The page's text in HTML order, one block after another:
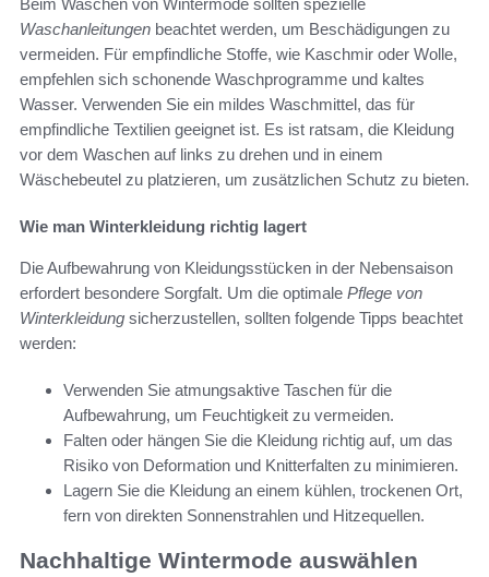
Beim Waschen von Wintermode sollten spezielle
Waschanleitungen beachtet werden, um Beschädigungen zu
vermeiden. Für empfindliche Stoffe, wie Kaschmir oder Wolle,
empfehlen sich schonende Waschprogramme und kaltes
Wasser. Verwenden Sie ein mildes Waschmittel, das für
empfindliche Textilien geeignet ist. Es ist ratsam, die Kleidung
vor dem Waschen auf links zu drehen und in einem
Wäschebeutel zu platzieren, um zusätzlichen Schutz zu bieten.
Wie man Winterkleidung richtig lagert
Die Aufbewahrung von Kleidungsstücken in der Nebensaison
erfordert besondere Sorgfalt. Um die optimale Pflege von
Winterkleidung sicherzustellen, sollten folgende Tipps beachtet
werden:
Verwenden Sie atmungsaktive Taschen für die
Aufbewahrung, um Feuchtigkeit zu vermeiden.
Falten oder hängen Sie die Kleidung richtig auf, um das
Risiko von Deformation und Knitterfalten zu minimieren.
Lagern Sie die Kleidung an einem kühlen, trockenen Ort,
fern von direkten Sonnenstrahlen und Hitzequellen.
Nachhaltige Wintermode auswählen